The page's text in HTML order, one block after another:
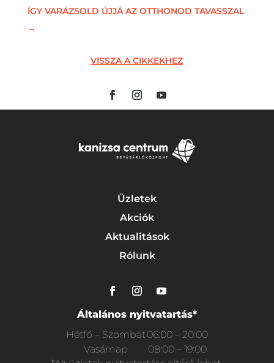
ÍGY VARÁZSOLD ÚJJÁ AZ OTTHONOD TAVASSZAL
→
VISSZA A CIKKEKHEZ
Üzletek
Akciók
Aktualitások
Rólunk
Általános nyitvatartás*
Hétfő – Szombat06:00 – 20:00
Vasárnap
08:00 – 19:00